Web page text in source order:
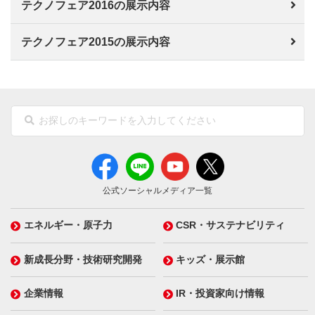
テクノフェア2016の展示内容
テクノフェア2015の展示内容
公式ソーシャルメディア一覧
エネルギー・原子力 CSR・サステナビリティ
新成長分野・技術研究開発 キッズ・展示館
企業情報 IR・投資家向け情報